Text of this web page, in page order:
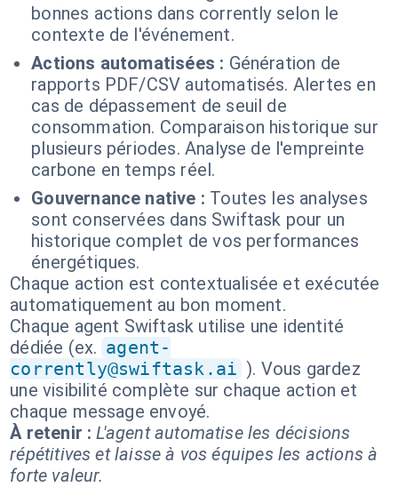
bonnes actions dans corrently selon le
contexte de l'événement.
Actions automatisées : Génération de
rapports PDF/CSV automatisés. Alertes en
cas de dépassement de seuil de
consommation. Comparaison historique sur
plusieurs périodes. Analyse de l'empreinte
carbone en temps réel.
Gouvernance native : Toutes les analyses
sont conservées dans Swiftask pour un
historique complet de vos performances
énergétiques.
Chaque action est contextualisée et exécutée
automatiquement au bon moment.
Chaque agent Swiftask utilise une identité
dédiée (ex. agent-
corrently@swiftask.ai ). Vous gardez
une visibilité complète sur chaque action et
chaque message envoyé.
À retenir : L'agent automatise les décisions
répétitives et laisse à vos équipes les actions à
forte valeur.